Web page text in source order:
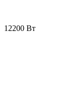
12200 Вт